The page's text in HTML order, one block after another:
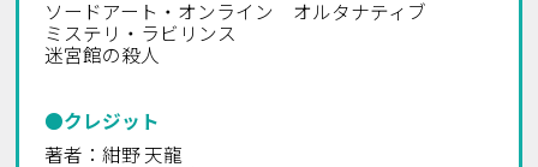
ソードアート・オンライン オルタナティブ
ミステリ・ラビリンス
迷宮館の殺人
●クレジット
著者：紺野 天龍